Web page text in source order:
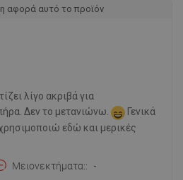
αφορά αυτό το προϊόν
λίγο ακριβά για
Δεν το μετανιώνω.
Γενικά
εδώ και μερικές
Μειονεκτήματα: -